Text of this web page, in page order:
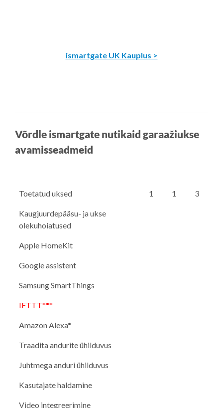
ismartgate UK Kauplus >
Võrdle ismartgate nutikaid garaažiukse
avamisseadmeid
Toetatud uksed 1 1 3
Kaugjuurdepääsu- ja ukse
olekuhoiatused
Apple HomeKit
Google assistent
Samsung SmartThings
IFTTT***
Amazon Alexa*
Traadita andurite ühilduvus
Juhtmega anduri ühilduvus
Kasutajate haldamine
Video integreerimine